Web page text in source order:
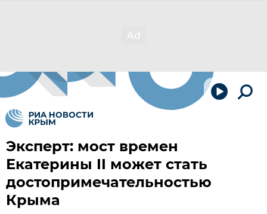
Эксперт: мост времен
Екатерины II может стать
достопримечательностью
Крыма